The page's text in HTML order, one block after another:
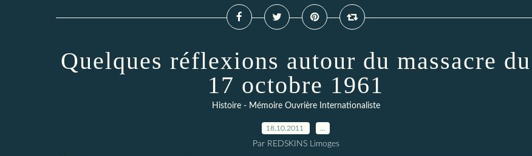
Quelques réflexions autour du massacre du
17 octobre 1961
Histoire - Mémoire Ouvrière Internationaliste
18.10.2011
Par REDSKINS Limoges